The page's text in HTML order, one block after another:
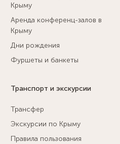
Крыму
Аренда конференц-залов в
Крыму
Дни рождения
Фуршеты и банкеты
Транспорт и экскурсии
Трансфер
Экскурсии по Крыму
Правила пользования